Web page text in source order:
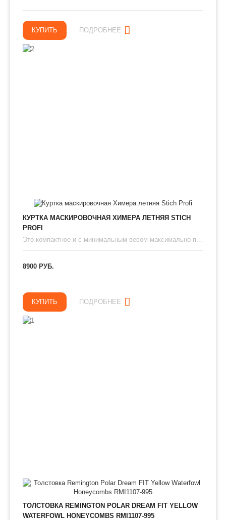
КУПИТЬ ПОДРОБНЕЕ
КУРТКА МАСКИРОВОЧНАЯ ХИМЕРА ЛЕТНЯЯ STICH
PROFI
Это компактное и с минимальным весом максимально п...
8900 РУБ.
КУПИТЬ ПОДРОБНЕЕ
ТОЛСТОВКА REMINGTON POLAR DREAM FIT YELLOW
WATERFOWL HONEYCOMBS RMI1107-995